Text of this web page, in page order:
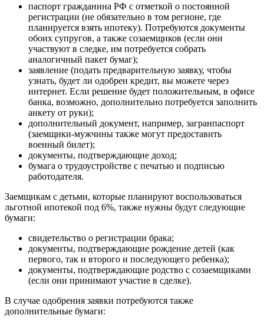
паспорт гражданина РФ с отметкой о постоянной
регистрации (не обязательно в том регионе, где
планируется взять ипотеку). Потребуются документы
обоих супругов, а также созаемщиков (если они
участвуют в следке, им потребуется собрать
аналогичный пакет бумаг);
заявление (подать предварительную заявку, чтобы
узнать, будет ли одобрен кредит, вы можете через
интернет. Если решение будет положительным, в офисе
банка, возможно, дополнительно потребуется заполнить
анкету от руки);
дополнительный документ, например, загранпаспорт
(заемщики-мужчины также могут предоставить
военный билет);
документы, подтверждающие доход;
бумага о трудоустройстве с печатью и подписью
работодателя.
Заемщикам с детьми, которые планируют воспользоваться
льготной ипотекой под 6%, также нужны будут следующие
бумаги:
свидетельство о регистрации брака;
документы, подтверждающие рождение детей (как
первого, так и второго и последующего ребенка);
документы, подтверждающие родство с созаемщиками
(если они принимают участие в сделке).
В случае одобрения заявки потребуются также
дополнительные бумаги: